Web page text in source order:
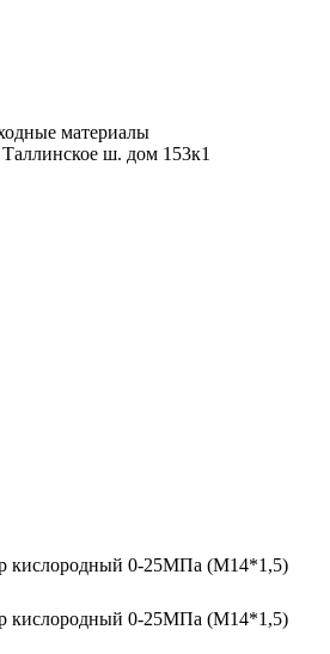
материалы
ш. дом 153к1
кислородный 0-25МПа (М14*1,5)
кислородный 0-25МПа (М14*1,5)